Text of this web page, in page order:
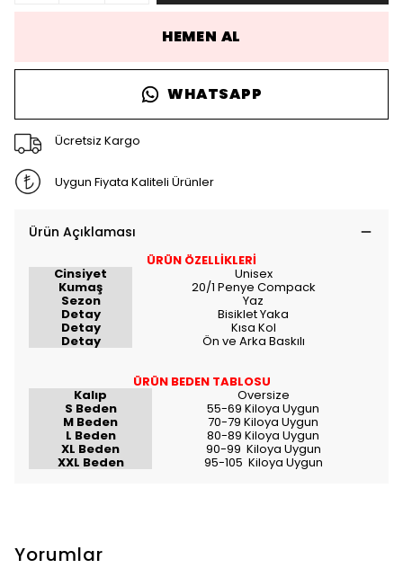
HEMEN AL
WHATSAPP
Ücretsiz Kargo
Uygun Fiyata Kaliteli Ürünler
Ürün Açıklaması
ÜRÜN ÖZELLİKLERİ
Cinsiyet Unisex
Kumaş 20/1 Penye Compack
Sezon Yaz
Detay Bisiklet Yaka
Detay Kısa Kol
Detay Ön ve Arka Baskılı
ÜRÜN BEDEN TABLOSU
Kalıp Oversize
S Beden 55-69 Kiloya Uygun
M Beden 70-79 Kiloya Uygun
L Beden 80-89 Kiloya Uygun
XL Beden 90-99 Kiloya Uygun
XXL Beden 95-105 Kiloya Uygun
Yorumlar